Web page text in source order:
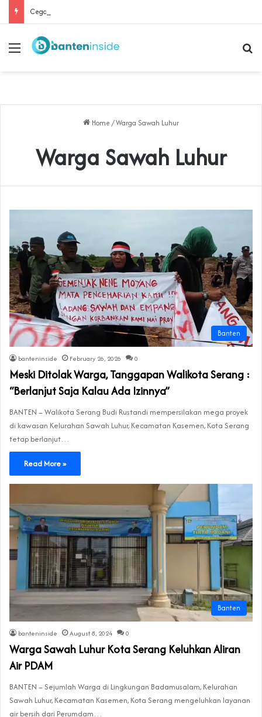
Menu
Home /Warga Sawah Luhur
Warga Sawah Luhur
Banten
banteninside February 26, 2026 0
Meski Ditolak Warga, Tanggapan Walikota Serang :
“Berlanjut Saja Kalau Ada Izinnya”
BANTEN – Walikota Serang Budi Rustandi mempersilakan mega proyek
di kawasan Kelurahan Sawah Luhur, Kecamatan Kasemen, Kota Serang
tetap berlanjut…
Read More »
Banten
banteninside August 8, 2024 0
Warga Sawah Luhur Kota Serang Keluhkan Aliran
Air PDAM
BANTEN – Sejumlah Warga di Lingkungan Badamusalam, Kelurahan
Sawah Luhur, Kecamatan Kasemen, Kota Serang mengeluhkan layanan
air bersih dari Perumdam…